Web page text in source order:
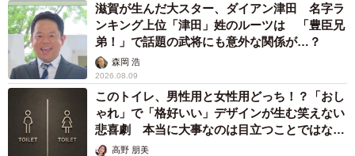
「宿泊された方からすれば『申し訳ない』という気持ちに
なられると思いますが、下洗いなどはなさらず、ホテルの
フロントの方にご一報ください。お客様から連絡をいただ
けると、通常のリネンとは分けて回収、洗濯を行うことが
できるため、ホテル様および私どもは大変助かります」
滋賀が生んだ大スター、ダイアン津田 名字ラ
ンキング上位「津田」姓のルーツは 「豊臣兄
弟！」で話題の武将にも意外な関係が…？
森岡 浩
2026.08.09
このトイレ、男性用と女性用どっち！？「おし
ゃれ」で「格好いい」デザインが生む笑えない
悲喜劇 本当に大事なのは目立つことではな
く…高野 朋美